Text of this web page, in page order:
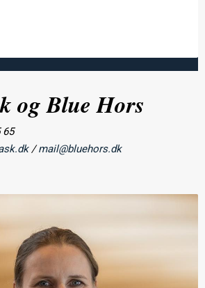
og Blue Hors
65
/mail@bluehors.dk